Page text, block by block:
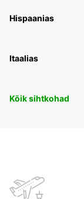
Hispaanias
Itaalias
Kõik sihtkohad